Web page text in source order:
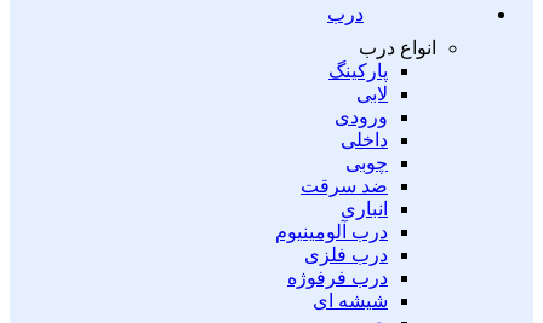
درب
انواع درب
پارکینگ
لابی
ورودی
داخلی
چوبی
ضد سرقت
انباری
درب آلومینیوم
درب فلزی
درب فرفوژه
شیشه ای